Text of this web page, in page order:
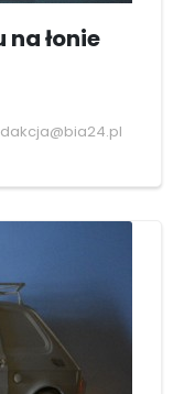
łonie